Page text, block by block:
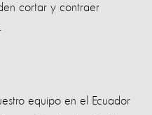
cortar y contraer
equipo en el Ecuador